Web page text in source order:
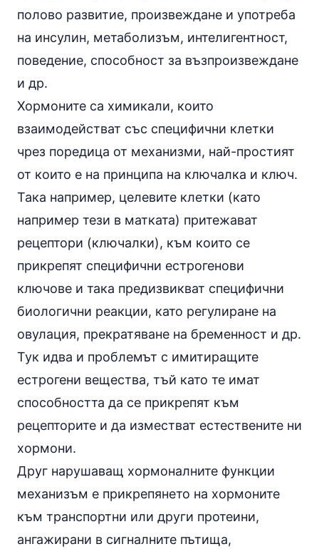
полово развитие, произвеждане и употреба
на инсулин, метаболизъм, интелигентност,
поведение, способност за възпроизвеждане
и др.
Хормоните са химикали, които
взаимодействат със специфични клетки
чрез поредица от механизми, най-простият
от които е на принципа на ключалка и ключ.
Така например, целевите клетки (като
например тези в матката) притежават
рецептори (ключалки), към които се
прикрепят специфични естрогенови
ключове и така предизвикват специфични
биологични реакции, като регулиране на
овулация, прекратяване на бременност и др.
Тук идва и проблемът с имитиращите
естрогени вещества, тъй като те имат
способността да се прикрепят към
рецепторите и да изместват естествените ни
хормони.
Друг нарушаващ хормоналните функции
механизъм е прикрепянето на хормоните
към транспортни или други протеини,
ангажирани в сигналните пътища,